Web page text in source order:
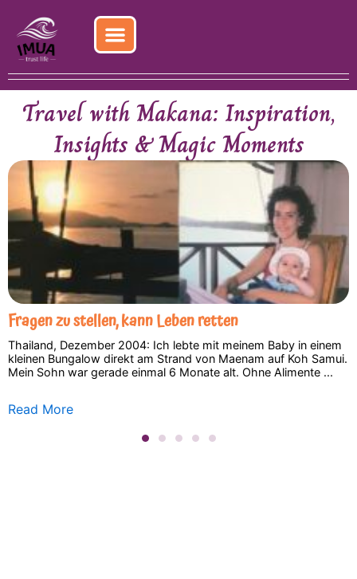
content
Travel with Makana: Inspiration,
Insights & Magic Moments
Fragen zu stellen, kann Leben retten
Thailand, Dezember 2004: Ich lebte mit meinem Baby in einem
kleinen Bungalow direkt am Strand von Maenam auf Koh Samui.
Mein Sohn war gerade einmal 6 Monate alt. Ohne Alimente ...
Read More